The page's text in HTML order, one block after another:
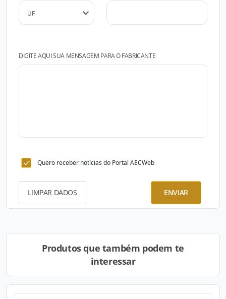
DIGITE AQUI SUA MENSAGEM PARA O FABRICANTE
Quero receber notícias do Portal AECWeb
LIMPAR DADOS ENVIAR
Produtos que também podem te
interessar